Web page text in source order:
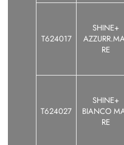
T624017
SHINE+
RE
T624027
SHINE+
BIANCO
RE